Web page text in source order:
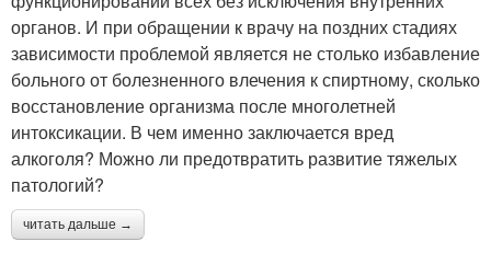
органов. И при обращении к врачу на поздних стадиях
зависимости проблемой является не столько избавление
больного от болезненного влечения к спиртному, сколько
восстановление организма после многолетней
интоксикации. В чем именно заключается вред
алкоголя? Можно ли предотвратить развитие тяжелых
патологий?
читать дальше →